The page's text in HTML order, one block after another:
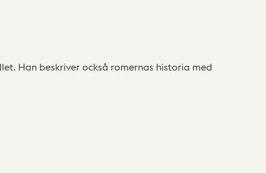
Han beskriver också romernas historia med